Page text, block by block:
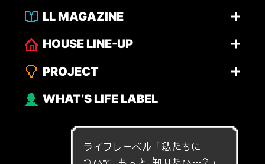
LL MAGAZINE
HOUSE LINE-UP
PROJECT
WHAT’S LIFE LABEL
ライフレーベル「私 たちに